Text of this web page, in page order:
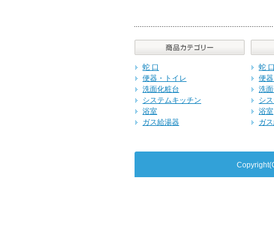
蛇 口
便器・トイレ
洗面化粧台
システムキッチン
浴室
ガス給湯器
蛇
便
洗
シ
浴室
ガ